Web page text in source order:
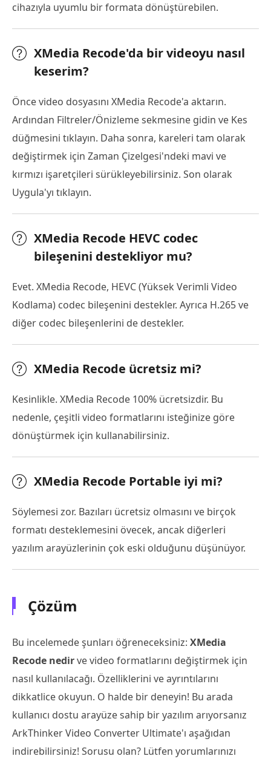
cihazıyla uyumlu bir formata dönüştürebilen.
XMedia Recode'da bir videoyu nasıl
keserim?
Önce video dosyasını XMedia Recode'a aktarın.
Ardından Filtreler/Önizleme sekmesine gidin ve Kes
düğmesini tıklayın. Daha sonra, kareleri tam olarak
değiştirmek için Zaman Çizelgesi'ndeki mavi ve
kırmızı işaretçileri sürükleyebilirsiniz. Son olarak
Uygula'yı tıklayın.
XMedia Recode HEVC codec
bileşenini destekliyor mu?
Evet. XMedia Recode, HEVC (Yüksek Verimli Video
Kodlama) codec bileşenini destekler. Ayrıca H.265 ve
diğer codec bileşenlerini de destekler.
XMedia Recode ücretsiz mi?
Kesinlikle. XMedia Recode 100% ücretsizdir. Bu
nedenle, çeşitli video formatlarını isteğinize göre
dönüştürmek için kullanabilirsiniz.
XMedia Recode Portable iyi mi?
Söylemesi zor. Bazıları ücretsiz olmasını ve birçok
formatı desteklemesini övecek, ancak diğerleri
yazılım arayüzlerinin çok eski olduğunu düşünüyor.
Çözüm
Bu incelemede şunları öğreneceksiniz: XMedia
Recode nedirve video formatlarını değiştirmek için
nasıl kullanılacağı. Özelliklerini ve ayrıntılarını
dikkatlice okuyun. O halde bir deneyin! Bu arada
kullanıcı dostu arayüze sahip bir yazılım arıyorsanız
ArkThinker Video Converter Ultimate'ı aşağıdan
indirebilirsiniz! Sorusu olan? Lütfen yorumlarınızı